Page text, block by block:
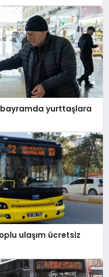
bayramda yurttaşlara
ulaşım ücretsiz